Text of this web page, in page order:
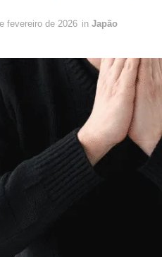
fevereiro de 2026 in Japão